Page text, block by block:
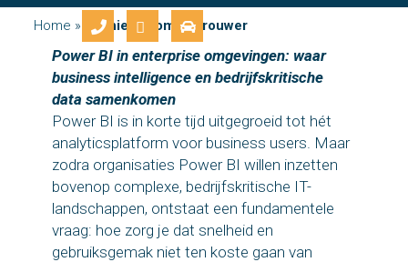
navigation
Home » Archief Thomas Brouwer
Power BI in enterprise omgevingen: waar
business intelligence en bedrijfskritische
data samenkomen
Power BI is in korte tijd uitgegroeid tot hét
analyticsplatform voor business users. Maar
zodra organisaties Power BI willen inzetten
bovenop complexe, bedrijfskritische IT-
landschappen, ontstaat een fundamentele
vraag: hoe zorg je dat snelheid en
gebruiksgemak niet ten koste gaan van